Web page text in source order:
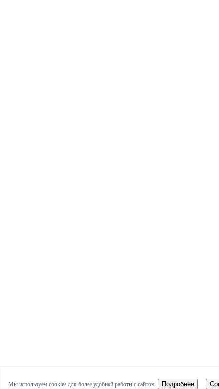
Мы используем cookies для более удобной работы с сайтом. Подробнее